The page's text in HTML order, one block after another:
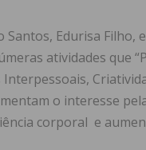
Edurisa
atividades que
o interesse
corporal e